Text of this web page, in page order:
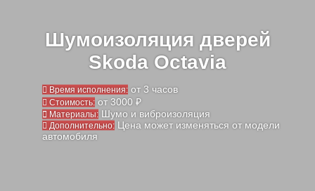
Шумоизоляция дверей
Skoda Octavia
Время исполнения: от 3 часов
Стоимость: от 3000 ₽
Материалы: Шумо и виброизоляция
Дополнительно: Цена может изменяться от модели
автомобиля